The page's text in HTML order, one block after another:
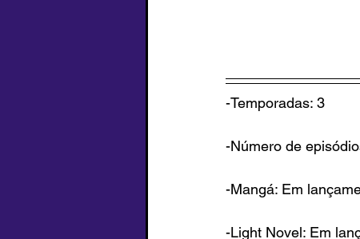
-Temporadas: 3
-Número de
-Mangá: Em
-Light Novel: Em